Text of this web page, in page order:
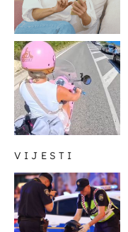
VIJESTI